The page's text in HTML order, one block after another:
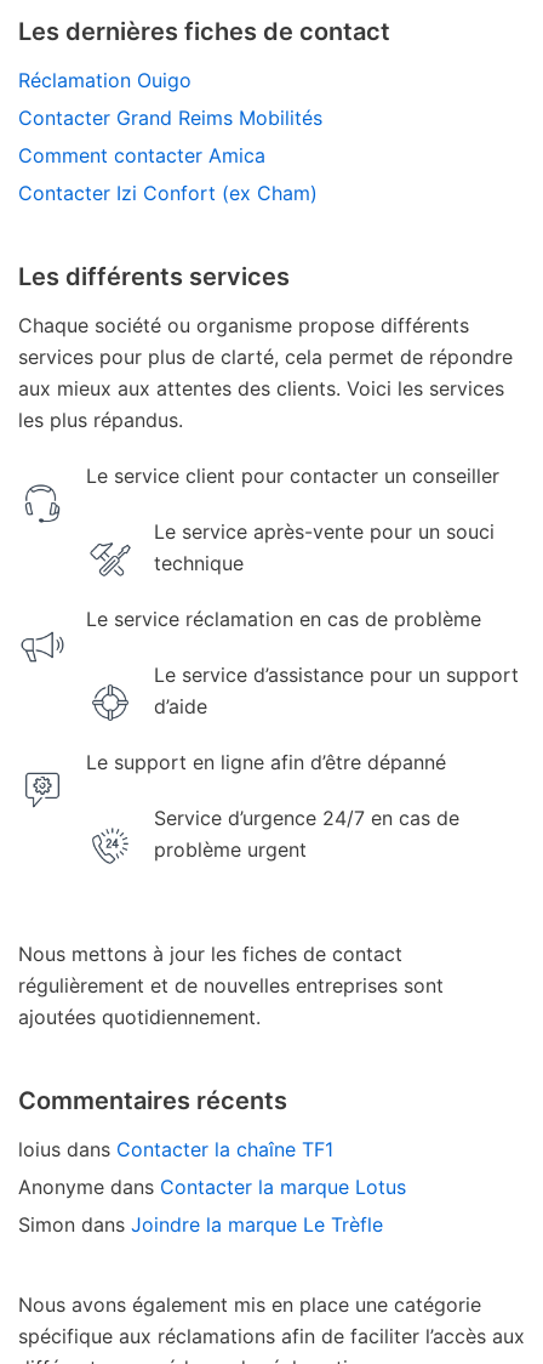
Les dernières fiches de contact
Réclamation Ouigo
Contacter Grand Reims Mobilités
Comment contacter Amica
Contacter Izi Confort (ex Cham)
Les différents services
Chaque société ou organisme propose différents
services pour plus de clarté, cela permet de répondre
aux mieux aux attentes des clients. Voici les services
les plus répandus.
Le service client pour contacter un conseiller
Le service après-vente pour un souci
technique
Le service réclamation en cas de problème
Le service d’assistance pour un support
d’aide
Le support en ligne afin d’être dépanné
Service d’urgence 24/7 en cas de
problème urgent
Nous mettons à jour les fiches de contact
régulièrement et de nouvelles entreprises sont
ajoutées quotidiennement.
Commentaires récents
loius dans Contacter la chaîne TF1
Anonyme dans Contacter la marque Lotus
Simon dans Joindre la marque Le Trèfle
Nous avons également mis en place une catégorie
spécifique aux réclamations afin de faciliter l’accès aux